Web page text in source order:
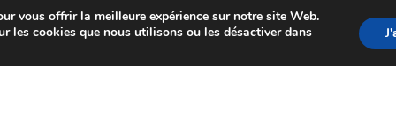
de 7 EUR Du lundi au
vous offrir la meilleure expérience sur notre site Web.
les cookies que nous utilisons ou les désactiver dans